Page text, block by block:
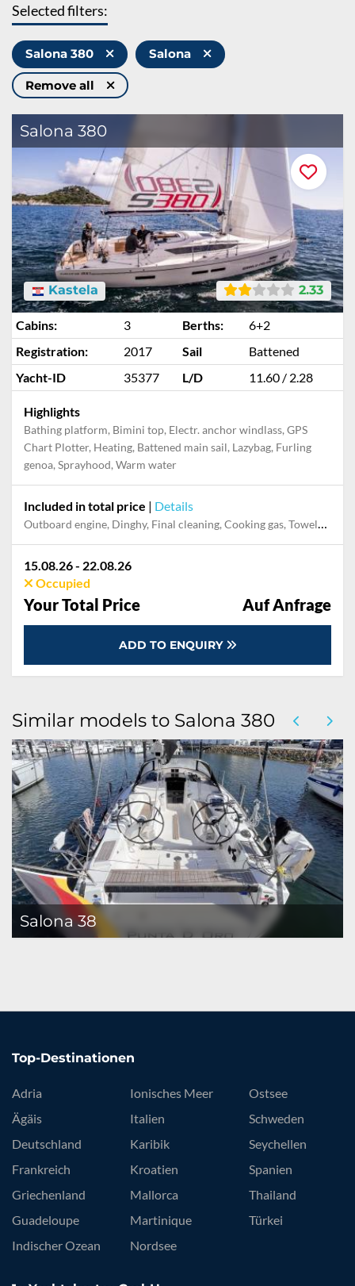
Selected filters:
Salona 380 Salona
Remove all
Salona 380
2.33
Kastela
Cabins: 3 Berths:
6+2
Registration:
2017 Sail
Battened
Yacht-ID
35377 L/D 11.60 / 2.28
Highlights
Bathing platform, Bimini top, Electr. anchor windlass, GPS
Chart Plotter, Heating, Battened main sail, Lazybag, Furling
genoa, Sprayhood, Warm water
Included in total price | Details
Outboard engine, Dinghy, Final cleaning, Cooking gas, Towels, Pillow, blanket, sheets, duvet cover, Permit / Transitlog, Starter pack, WiFi internet on board
15.08.26 - 22.08.26
Occupied
Your Total Price Auf Anfrage
ADD TO ENQUIRY
Similar models to Salona 380
Salona 38
Top-Destinationen
Adria
Ägäis
Deutschland
Frankreich
Griechenland
Guadeloupe
Indischer Ozean
Ionisches Meer
Italien
Karibik
Kroatien
Mallorca
Martinique
Nordsee
Ostsee
Schweden
Seychellen
Spanien
Thailand
Türkei